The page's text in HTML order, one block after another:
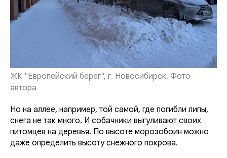
ЖК "Европейский берег", г. Новосибирск. Фото
автора
Но на аллее, например, той самой, где погибли липы,
снега не так много. И собачники выгуливают своих
питомцев на деревья. По высоте морозобоин можно
даже определить высоту снежного покрова.